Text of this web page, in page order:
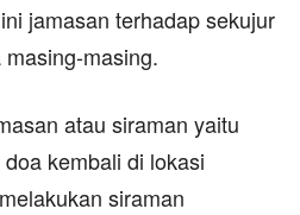
jamasan terhadap sekujur
masing.
atau siraman yaitu
kembali di lokasi
siraman